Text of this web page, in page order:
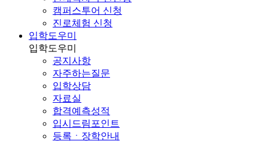
캠퍼스투어 신청
진로체험 신청
입학도우미
입학도우미
공지사항
자주하는질문
입학상담
자료실
합격예측성적
입시드림포인트
등록ㆍ장학안내